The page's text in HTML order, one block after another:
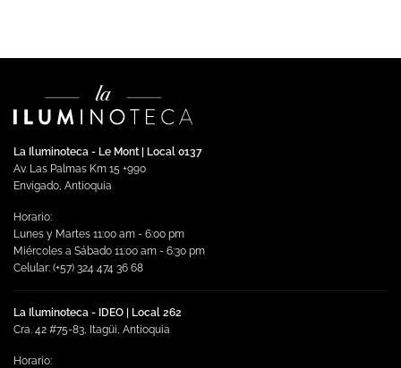
La Iluminoteca - Le Mont | Local 0137
Av. Las Palmas Km 15 +990
Envigado, Antioquia
Horario:
Lunes y Martes 11:00 am - 6:00 pm
Miércoles a Sábado 11:00 am - 6:30 pm
Celular: (+57) 324 474 36 68
La Iluminoteca - IDEO | Local 262
Cra. 42 #75-83, Itagüi, Antioquia
Horario: